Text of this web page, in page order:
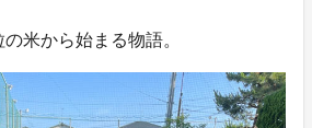
米から始まる物語。